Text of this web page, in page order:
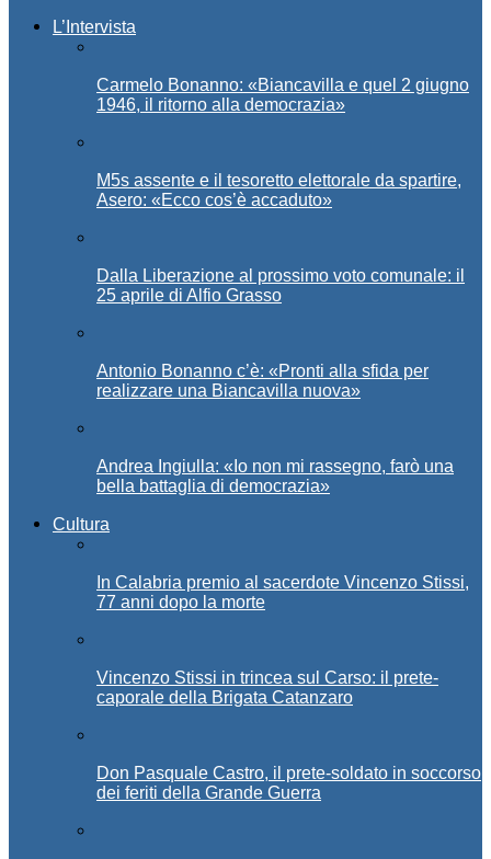
L’Intervista
Carmelo Bonanno: «Biancavilla e quel 2 giugno
1946, il ritorno alla democrazia»
M5s assente e il tesoretto elettorale da spartire,
Asero: «Ecco cos’è accaduto»
Dalla Liberazione al prossimo voto comunale: il
25 aprile di Alfio Grasso
Antonio Bonanno c’è: «Pronti alla sfida per
realizzare una Biancavilla nuova»
Andrea Ingiulla: «Io non mi rassegno, farò una
bella battaglia di democrazia»
Cultura
In Calabria premio al sacerdote Vincenzo Stissi,
77 anni dopo la morte
Vincenzo Stissi in trincea sul Carso: il prete-
caporale della Brigata Catanzaro
Don Pasquale Castro, il prete-soldato in soccorso
dei feriti della Grande Guerra